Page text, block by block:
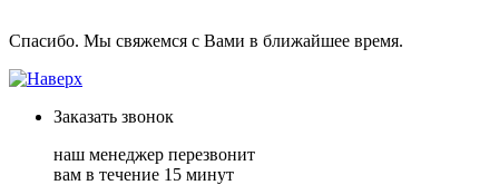
Спасибо. Мы свяжемся с Вами в ближайшее время.
Заказать звонок
наш менеджер перезвонит
вам в течение 15 минут